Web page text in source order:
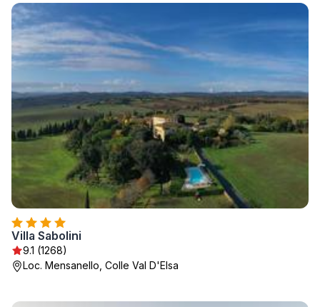
Villa Sabolini
9.1 (1268)
Loc. Mensanello, Colle Val D'Elsa